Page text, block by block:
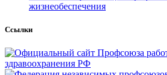
жизнеобеспечения
Ссылки